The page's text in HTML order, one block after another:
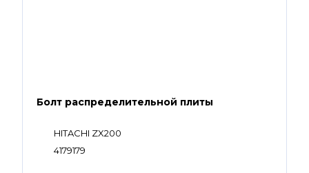
Болт распределительной плиты
HITACHI ZX200
4179179